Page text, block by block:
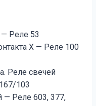
— Реле 53
Х — Реле 100
Реле свечей
103
— Реле 603, 377,